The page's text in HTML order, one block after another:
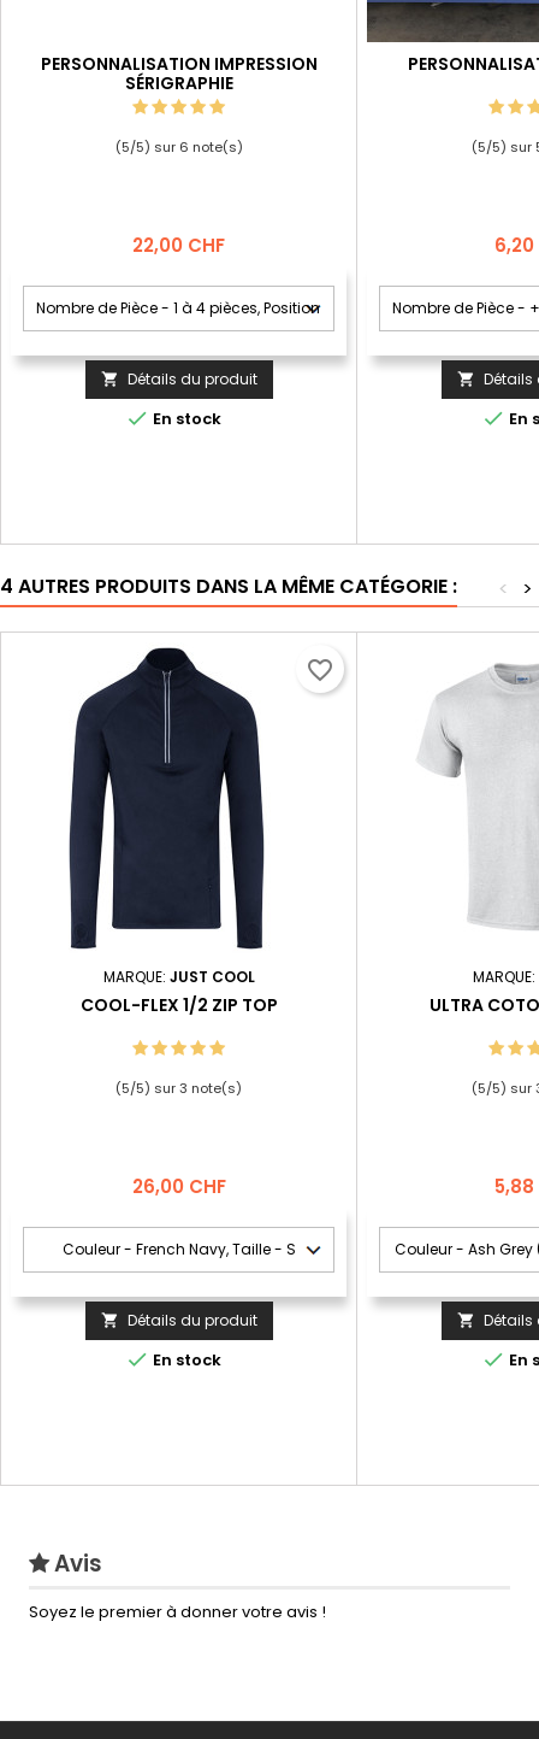
PERSONNALISATION IMPRESSION
SÉRIGRAPHIE
(5/5) sur 6 note(s)
Prix
22,00 CHF
 Détails du produit
 En stock
(5/5) sur
Prix
6,20
 Détails
 En
4 AUTRES PRODUITS DANS LA MÊME CATÉGORIE : >
<
MARQUE: JUST COOL
COOL-FLEX 1/2 ZIP TOP
(5/5) sur3 note(s)
Prix
26,00 CHF
 Détails du produit
 En stock
favorite_border
MARQUE:
ULTRA
(5/5) sur
Prix
5,88
 Détails
 En
Avis
Soyez le premier à donner votre avis !